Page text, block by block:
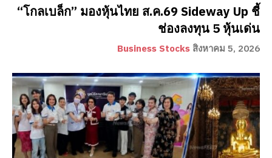
“โกลเบล็ก” มองหุ้นไทย ส.ค.69 Sideway Up ชี้
ช่องลงทุน 5 หุ้นเด่น
Business Stocks สิงหาคม 5, 2026